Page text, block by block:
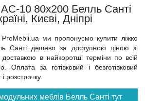
АС-10 80x200 Белль Санті
Києві, Дніпрі
ProMebli.ua ми пропонуємо купити ліжко
Санті дешево за доступною ціною зі
в найкоротші терміни по всій
Оплата за готівковий і безготівковий
розстрочку.
меблів Белль Санті тут